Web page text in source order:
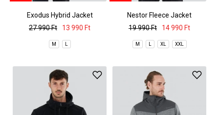
Exodus Hybrid Jacket
27 990 Ft
13 990 Ft
M L
Nestor Fleece Jacket
19 990 Ft
14 990 Ft
M L XL XXL